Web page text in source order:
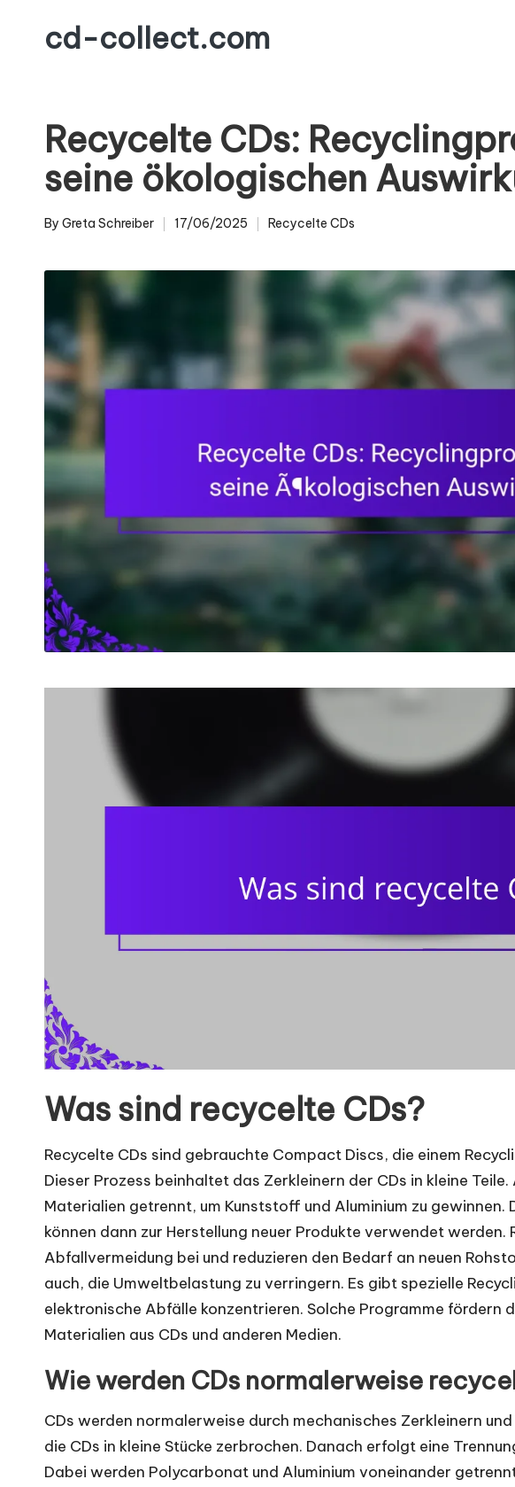
cd-collect.com
Recycelte CDs:
seine ökologischen
Posted
By Greta Schreiber 17/06/2025
Posted
Recycelte CDs
Was sind recycelte CDs?
Recycelte CDs sind gebrauchte Compact Discs, die einem
Dieser Prozess beinhaltet das Zerkleinern der CDs in kleine
Materialien getrennt, um Kunststoff und Aluminium zu gewinnen.
können dann zur Herstellung neuer Produkte verwendet werden.
Abfallvermeidung bei und reduzieren den Bedarf an neuen
auch, die Umweltbelastung zu verringern. Es gibt spezielle
elektronische Abfälle konzentrieren. Solche Programme fördern
Materialien aus CDs und anderen Medien.
Wie werden CDs normalerweise
CDs werden normalerweise durch mechanisches Zerkleinern
die CDs in kleine Stücke zerbrochen. Danach erfolgt eine
Dabei werden Polycarbonat und Aluminium voneinander